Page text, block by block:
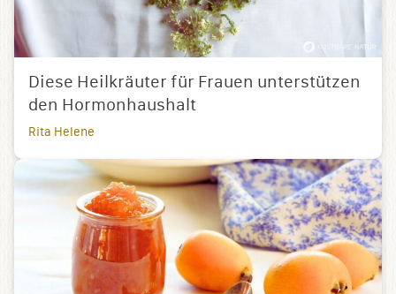
Diese Heilkräuter für Frauen unterstützen
den Hormonhaushalt
Rita Helene